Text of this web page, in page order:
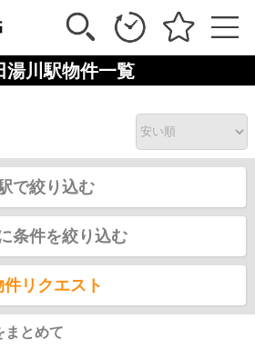
湯川駅物件一覧
で絞り込む
条件を絞り込む
件リクエスト
まとめて